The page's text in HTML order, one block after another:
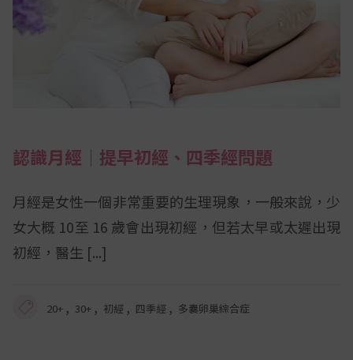
認識月經｜提早初經、四季經問題
月經是女性一個非常重要的生理現象，一般來說，少
女大概 10至 16 歲會出現初經，但若太早或太遲出現
初經，醫生
20+ , 30+ , 初經 , 四季經 , 多囊卵巢綜合症